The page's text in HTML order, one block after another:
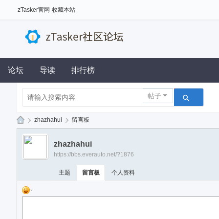
zTasker官网 收藏本站
论坛 导读 排行榜
帖子
社
› zhazhahui › 留言板
zhazhahui
https://bbs.everauto.net/?1876
主题 留言板 个人资料